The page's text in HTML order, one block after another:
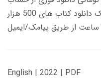
کاربری می باشد، و زمان تحویل لینک دانلود کتاب های 500 هزار
English | 2022 | PDF